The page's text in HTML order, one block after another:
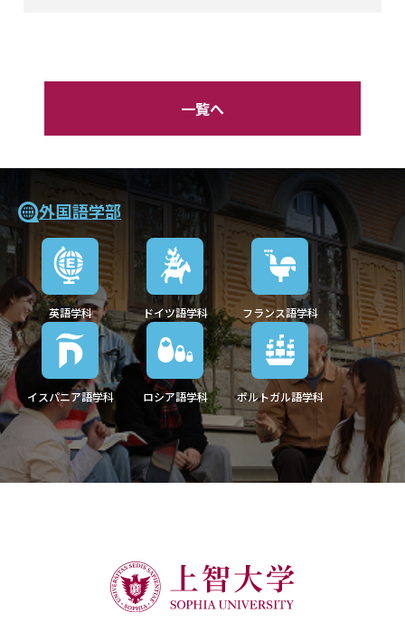
一覧へ
外国語学部
英語学科 ドイツ語学科 フランス語学科
イスパニア語学科 ロシア語学科 ポルトガル語学科